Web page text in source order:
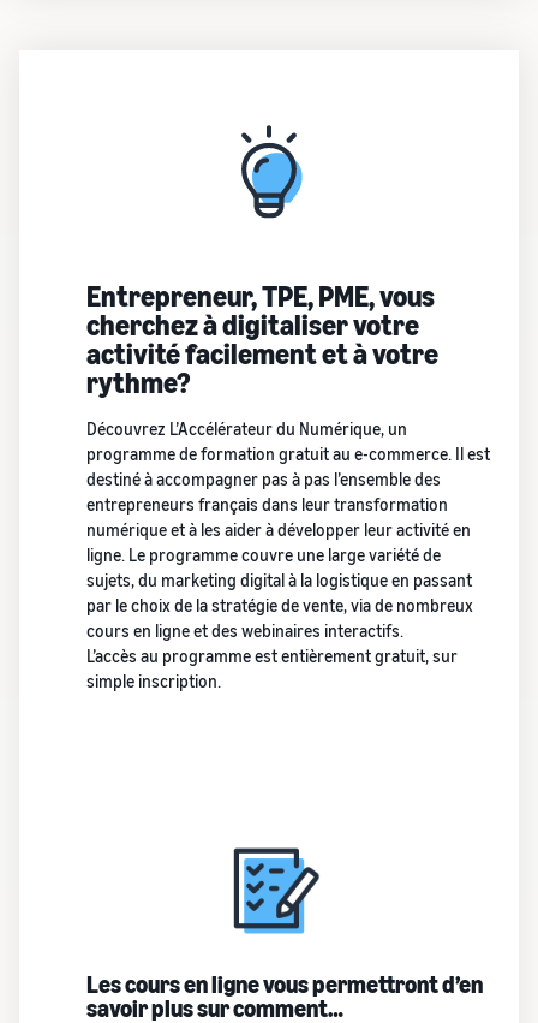
Entrepreneur, TPE, PME, vous
cherchez à digitaliser votre
activité facilement et à votre
rythme?
Découvrez L’Accélérateur du Numérique, un
programme de formation gratuit au e-commerce. Il est
destiné à accompagner pas à pas l’ensemble des
entrepreneurs français dans leur transformation
numérique et à les aider à développer leur activité en
ligne. Le programme couvre une large variété de
sujets, du marketing digital à la logistique en passant
par le choix de la stratégie de vente, via de nombreux
cours en ligne et des webinaires interactifs.
L’accès au programme est entièrement gratuit, sur
simple inscription.
Les cours en ligne vous permettront d’en
savoir plus sur comment…